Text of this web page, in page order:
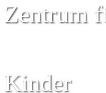
Zentrum
Kinder